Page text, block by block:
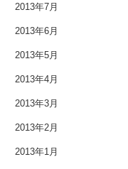
2013年7月
2013年6月
2013年5月
2013年4月
2013年3月
2013年2月
2013年1月